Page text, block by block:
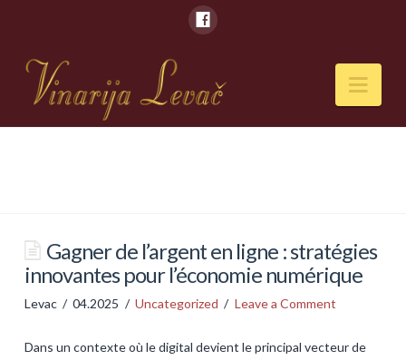
VESTI
PIĆA
Vina
Gagner de l’argent en ligne : stratégies
innovantes pour l’économie numérique
Levac 04.2025 Uncategorized Leave a Comment
Dans un contexte où le digital devient le principal vecteur de